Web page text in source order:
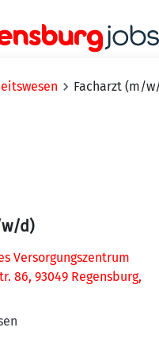
Facharzt (m/
d)
Versorgungszentrum
86, 93049 Regensburg,